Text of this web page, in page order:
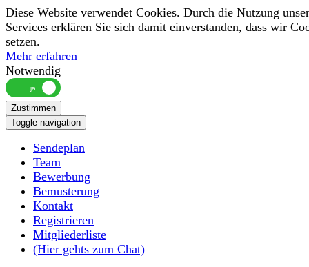
Diese Website verwendet Cookies. Durch die Nutzung
Services erklären Sie sich damit einverstanden, dass wir
setzen.
Mehr erfahren
Notwendig
Zustimmen
Toggle navigation
Sendeplan
Team
Bewerbung
Bemusterung
Kontakt
Registrieren
Mitgliederliste
(Hier gehts zum Chat)